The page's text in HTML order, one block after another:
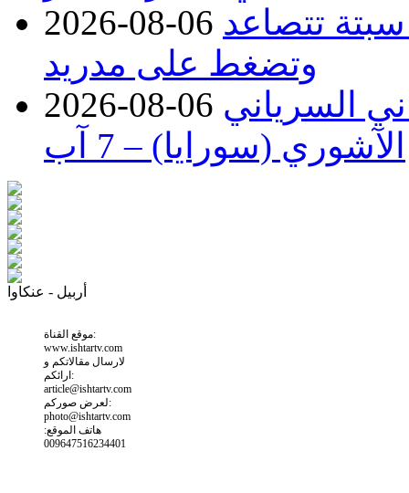
2026-08-06 تتصاعد
وتضغط على مدريد
2026-08-06 السرياني
الآشوري (سورايا) – 7 آب
أربيل - عنكاوا
موقع القناة:
www.ishtartv.com
لارسال مقالاتكم و
ارائكم:
article@ishtartv.com
لعرض صوركم:
photo@ishtartv.com
هاتف الموقع:
009647516234401